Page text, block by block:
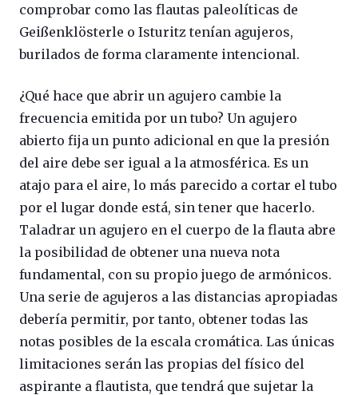
comprobar como las flautas paleolíticas de
Geißenklösterle o Isturitz tenían agujeros,
burilados de forma claramente intencional.
¿Qué hace que abrir un agujero cambie la
frecuencia emitida por un tubo? Un agujero
abierto fija un punto adicional en que la presión
del aire debe ser igual a la atmosférica. Es un
atajo para el aire, lo más parecido a cortar el tubo
por el lugar donde está, sin tener que hacerlo.
Taladrar un agujero en el cuerpo de la flauta abre
la posibilidad de obtener una nueva nota
fundamental, con su propio juego de armónicos.
Una serie de agujeros a las distancias apropiadas
debería permitir, por tanto, obtener todas las
notas posibles de la escala cromática. Las únicas
limitaciones serán las propias del físico del
aspirante a flautista, que tendrá que sujetar la